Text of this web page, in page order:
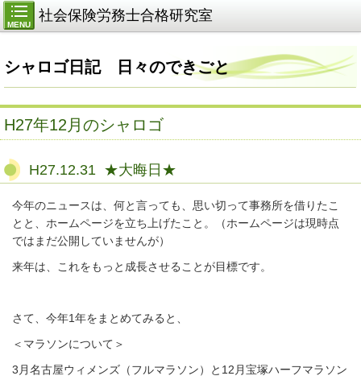
MENU
社会保険労務士合格研究室
シャロゴ日記 日々のできごと
H27年12月のシャロゴ
H27.12.31 ★大晦日★
今年のニュースは、何と言っても、思い切って事務所を借りたこ
とと、ホームページを立ち上げたこと。（ホームページは現時点
ではまだ公開していませんが）
来年は、これをもっと成長させることが目標です。
さて、今年1年をまとめてみると、
＜マラソンについて＞
3月名古屋ウィメンズ（フルマラソン）と12月宝塚ハーフマラソン